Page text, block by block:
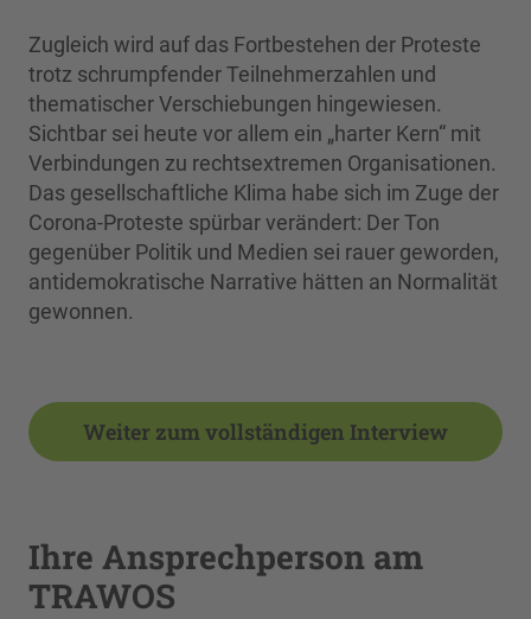
Zugleich wird auf das Fortbestehen der Proteste
trotz schrumpfender Teilnehmerzahlen und
thematischer Verschiebungen hingewiesen.
Sichtbar sei heute vor allem ein „harter Kern“ mit
Verbindungen zu rechtsextremen Organisationen.
Das gesellschaftliche Klima habe sich im Zuge der
Corona-Proteste spürbar verändert: Der Ton
gegenüber Politik und Medien sei rauer geworden,
antidemokratische Narrative hätten an Normalität
gewonnen.
Weiter zum vollständigen Interview
Ihre Ansprechperson am
TRAWOS